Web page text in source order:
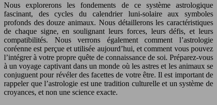
Nous explorerons les fondements de ce système astrologique
fascinant, des cycles du calendrier luni-solaire aux symboles
profonds des douze animaux. Nous détaillerons les caractéristiques
de chaque signe, en soulignant leurs forces, leurs défis, et leurs
compatibilités. Nous verrons également comment l’astrologie
coréenne est perçue et utilisée aujourd’hui, et comment vous pouvez
l’intégrer à votre propre quête de connaissance de soi. Préparez-vous
à un voyage captivant dans un monde où les astres et les animaux se
conjuguent pour révéler des facettes de votre être. Il est important de
rappeler que l’astrologie est une tradition culturelle et un système de
croyances, et non une science exacte.